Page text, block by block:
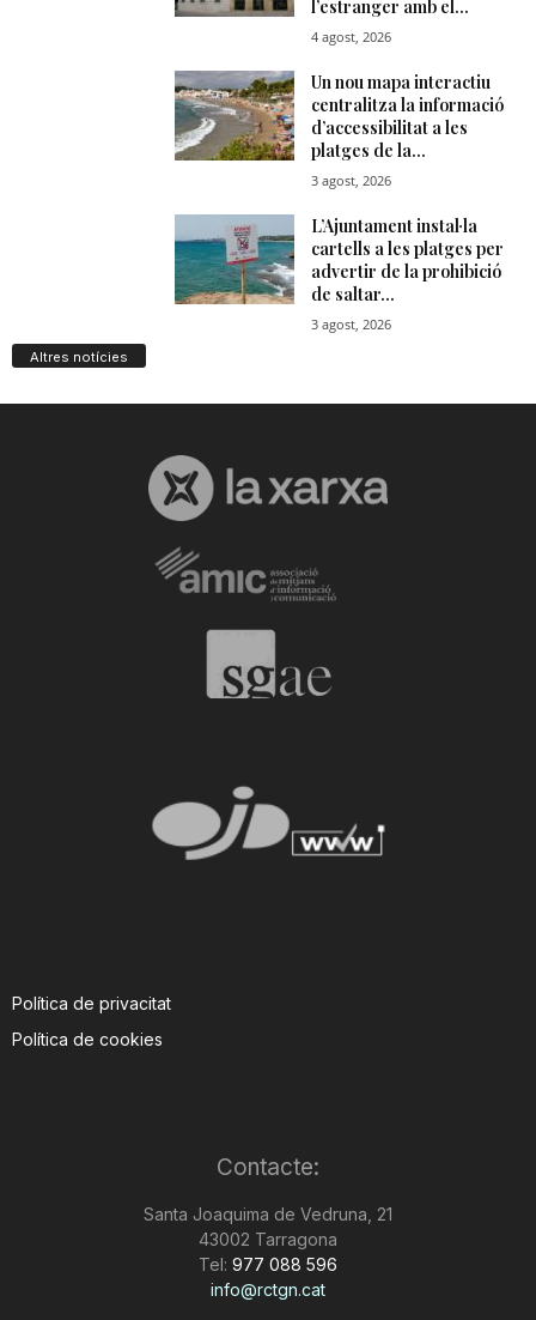
Altres notícies
Política de privacitat
Política de cookies
Contacte:
Santa Joaquima de Vedruna, 21
43002 Tarragona
Tel: 977 088 596
info@rctgn.cat